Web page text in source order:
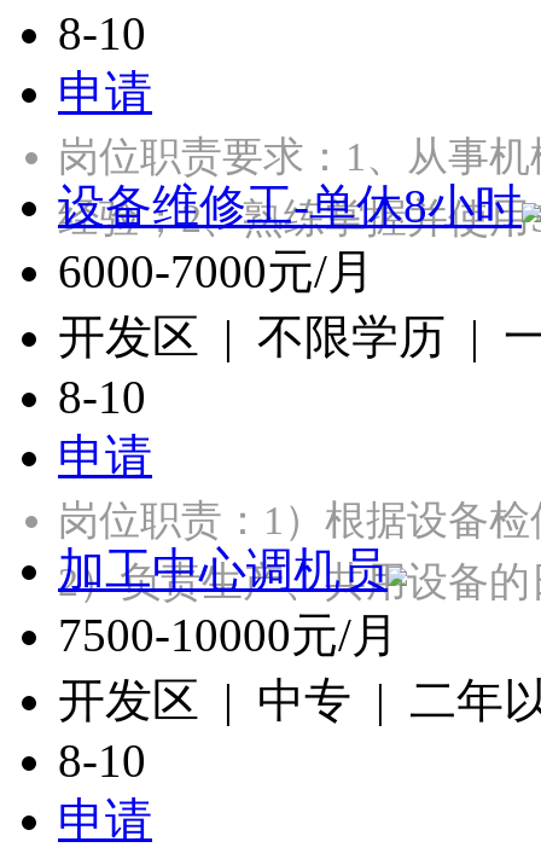
8-10
申请
岗位职责要求：1、从事
经验；2、熟练掌握并使
设备维修工-单休8小时
6000-7000元/月
开发区 | 不限学历 |
8-10
申请
岗位职责：1）根据设备
2）负责生产、共用设备
加工中心调机员
7500-10000元/月
开发区 | 中专 | 二年
8-10
申请